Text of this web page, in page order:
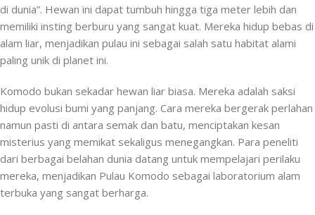
di dunia”. Hewan ini dapat tumbuh hingga tiga meter lebih dan
memiliki insting berburu yang sangat kuat. Mereka hidup bebas di
alam liar, menjadikan pulau ini sebagai salah satu habitat alami
paling unik di planet ini.
Komodo bukan sekadar hewan liar biasa. Mereka adalah saksi
hidup evolusi bumi yang panjang. Cara mereka bergerak perlahan
namun pasti di antara semak dan batu, menciptakan kesan
misterius yang memikat sekaligus menegangkan. Para peneliti
dari berbagai belahan dunia datang untuk mempelajari perilaku
mereka, menjadikan Pulau Komodo sebagai laboratorium alam
terbuka yang sangat berharga.